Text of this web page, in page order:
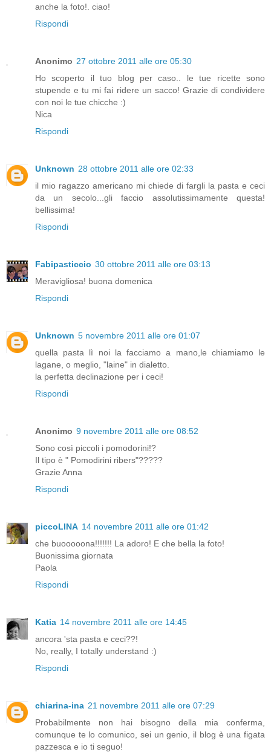
anche la foto!. ciao!
Rispondi
Anonimo 27 ottobre 2011 alle ore 05:30
Ho scoperto il tuo blog per caso.. le tue ricette sono
stupende e tu mi fai ridere un sacco! Grazie di condividere
con noi le tue chicche :)
Nica
Rispondi
Unknown 28 ottobre 2011 alle ore 02:33
il mio ragazzo americano mi chiede di fargli la pasta e ceci
da un secolo...gli faccio assolutissimamente questa!
bellissima!
Rispondi
Fabipasticcio 30 ottobre 2011 alle ore 03:13
Meravigliosa! buona domenica
Rispondi
Unknown 5 novembre 2011 alle ore 01:07
quella pasta lì noi la facciamo a mano,le chiamiamo le
lagane, o meglio, "laine" in dialetto.
la perfetta declinazione per i ceci!
Rispondi
Anonimo 9 novembre 2011 alle ore 08:52
Sono così piccoli i pomodorini!?
Il tipo è " Pomodirini ribers"?????
Grazie Anna
Rispondi
piccoLINA 14 novembre 2011 alle ore 01:42
che buooooona!!!!!!! La adoro! E che bella la foto!
Buonissima giornata
Paola
Rispondi
Katia 14 novembre 2011 alle ore 14:45
ancora 'sta pasta e ceci??!
No, really, I totally understand :)
Rispondi
chiarina-ina 21 novembre 2011 alle ore 07:29
Probabilmente non hai bisogno della mia conferma,
comunque te lo comunico, sei un genio, il blog è una figata
pazzesca e io ti seguo!